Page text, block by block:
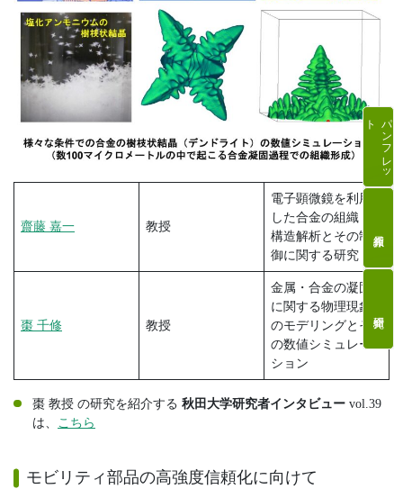
パ
ン
フ
レ
ッ
ト
齋藤 嘉一 教授
電子顕微鏡を利用
した合金の組織・
構造解析とその制
御に関する研究
棗 千修 教授
金属・合金の凝固
に関する物理現象
のモデリングとそ
の数値シミュレー
ション
棗 教授 の研究を紹介する 秋田大学研究者インタビュー vol.39
は、 こちら
モビリティ部品の高強度信頼化に向けて